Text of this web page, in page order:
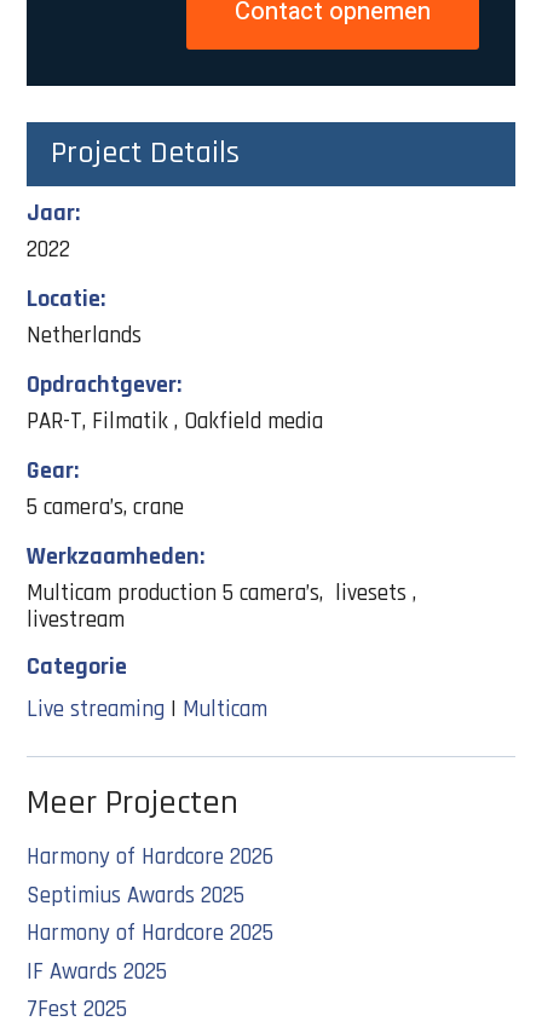
Contact opnemen
Project Details
Jaar:
2022
Locatie:
Netherlands
Opdrachtgever:
PAR-T, Filmatik , Oakfield media
Gear:
5 camera’s, crane
Werkzaamheden:
Multicam production 5 camera’s, livesets ,
livestream
Categorie
Live streaming | Multicam
Meer Projecten
Harmony of Hardcore 2026
Septimius Awards 2025
Harmony of Hardcore 2025
IF Awards 2025
7Fest 2025